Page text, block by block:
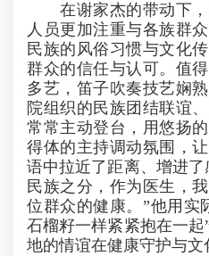
在谢家杰的带动下，
人员更加注重与各族群
民族的风俗习惯与文化
群众的信任与认可。值
多艺，笛子吹奏技艺娴
院组织的民族团结联谊
常常主动登台，用悠扬
得体的主持调动氛围，
语中拉近了距离、增进
民族之分，作为医生，
位群众的健康。”他用实
石榴籽一样紧紧抱在一
地的情谊在健康守护与文